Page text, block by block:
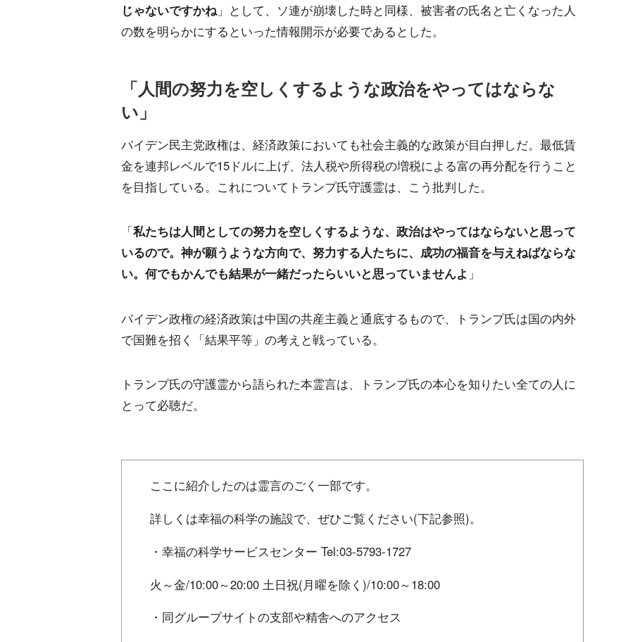
じゃないですかね 」として、ソ連が崩壊した時と同様、被害者の氏名と亡くなった人
の数を明らかにするといった情報開示が必要であるとした。
「人間の努力を空しくするような政治をやってはならな
い」
バイデン民主党政権は、経済政策においても社会主義的な政策が目白押しだ。最低賃
金を連邦レベルで15ドルに上げ、法人税や所得税の増税による富の再分配を行うこと
を目指している。これについてトランプ氏守護霊は、こう批判した。
「私たちは人間としての努力を空しくするような、政治はやってはならないと思って
いるので。神が願うような方向で、努力する人たちに、成功の福音を与えねばならな
い。何でもかんでも結果が一緒だったらいいと思っていませんよ 」
バイデン政権の経済政策は中国の共産主義と通底するもので、トランプ氏は国の内外
で国難を招く「結果平等」の考えと戦っている。
トランプ氏の守護霊から語られた本霊言は、トランプ氏の本心を知りたい全ての人に
とって必聴だ。
ここに紹介したのは霊言のごく一部です。
詳しくは幸福の科学の施設で、ぜひご覧ください(下記参照)。
・幸福の科学サービスセンター Tel:03-5793-1727
火～金/10:00～20:00 土日祝(月曜を除く)/10:00～18:00
・同グループサイトの支部や精舎へのアクセス